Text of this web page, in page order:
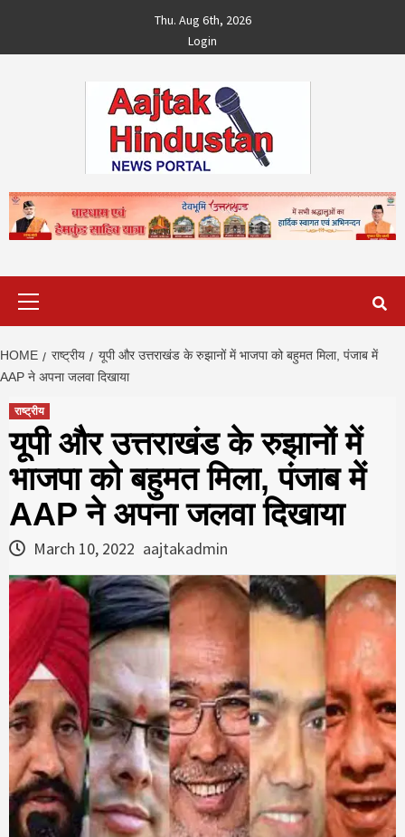
content
Thu. Aug 6th, 2026
Login
HOME राष्ट्रीय
यूपी और उत्तराखंड के रुझानों में भाजपा को बहुमत मिला, पंजाब में
AAP ने अपना जलवा दिखाया
राष्ट्रीय
यूपी और उत्तराखंड के रुझानों में
भाजपा को बहुमत मिला, पंजाब में
AAP ने अपना जलवा दिखाया
March 10, 2022 aajtakadmin